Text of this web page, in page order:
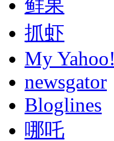
鲜果
抓虾
My Yahoo!
newsgator
Bloglines
哪吒